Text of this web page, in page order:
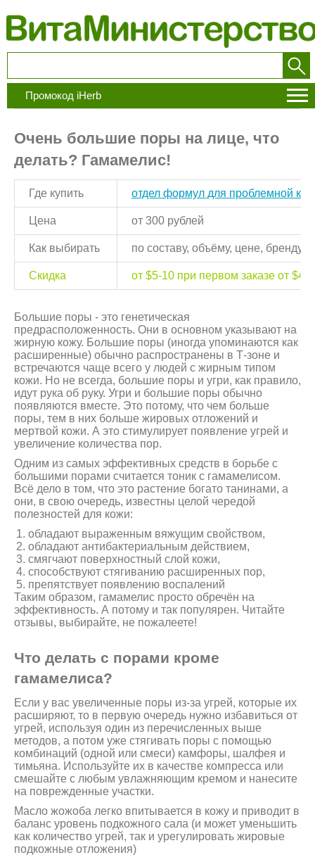
Промокод iHerb
Очень большие поры на лице, что
делать? Гамамелис!
Где купить отдел формул для проблемной
Цена от 300 рублей
Как выбирать по составу, объёму, цене, бренду
Скидка от $5-10 при первом заказе от
Большие поры - это генетическая
предрасположенность. Они в основном указывают на
жирную кожу. Большие поры (иногда упоминаются как
расширенные) обычно распространены в Т-зоне и
встречаются чаще всего у людей с жирным типом
кожи. Но не всегда, большие поры и угри, как правило,
идут рука об руку. Угри и большие поры обычно
появляются вместе. Это потому, что чем больше
поры, тем в них больше жировых отложений и
мертвой кожи. А это стимулирует появление угрей и
увеличение количества пор.
Одним из самых эффективных средств в борьбе с
большими порами считается тоник с гамамелисом.
Всё дело в том, что это растение богато танинами, а
они, в свою очередь, известны целой чередой
полезностей для кожи:
обладают выраженным вяжущим свойством,
обладают антибактериальным действием,
смягчают поверхностный слой кожи,
способствуют стягиванию расширенных пор,
препятствует появлению воспалений
Таким образом, гамамелис просто обречён на
эффективность. А потому и так популярен. Читайте
отзывы, выбирайте, не пожалеете!
Что делать с порами кроме
гамамелиса?
Если у вас увеличенные поры из-за угрей, которые их
расширяют, то в первую очередь нужно избавиться от
угрей, используя один из перечисленных выше
методов, а потом уже стягивать поры с помощью
комбинаций (одной или смеси) камфоры, шалфея и
тимьяна. Используйте их в качестве компресса или
смешайте с любым увлажняющим кремом и нанесите
на поврежденные участки.
Масло жожоба легко впитывается в кожу и приводит в
баланс уровень подкожного сала (и может уменьшить
как количество угрей, так и урегулировать жировые
подкожные отложения)